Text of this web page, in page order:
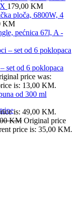
179,00 KM
ploča, 6800W, 4
KM
pećnica 67l, A -
set od 6 poklopaca
price was:
is: 13,00 KM.
od 300 ml
is: 49,00 KM.
KM Original price
price is: 35,00 KM.